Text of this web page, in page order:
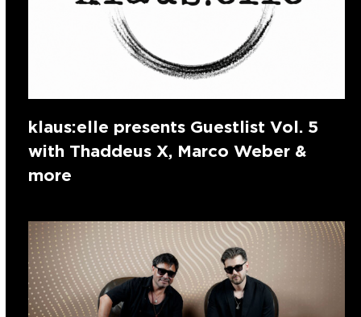
klaus:elle presents Guestlist Vol. 5
with Thaddeus X, Marco Weber &
more